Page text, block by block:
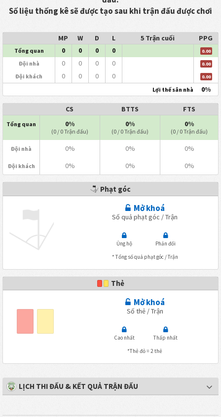
Số liệu thống kê sẽ được tạo sau khi trận đấu được chơi
MP W D L 5 Trận cuối PPG
Tổng quan 0 0 0 0 0.00
Đội nhà 0 0 0 0 0.00
Đội khách 0 0 0 0 0.00
Lợi thế sân nhà 0%
CS BTTS FTS
Tổng quan 0%
(0 / 0 Trận đấu)
0%
(0 / 0 Trận đấu)
0%
(0 / 0 Trận đấu)
Đội nhà 0% 0% 0%
Đội khách 0% 0% 0%
Phạt góc
Mở khoá
Số quả phạt góc / Trận
Ủng hộ
Phản đối
* Tổng số quả phạt góc / Trận
Thẻ
Mở khoá
Số thẻ / Trận
Cao nhất
Thấp nhất
*Thẻ đỏ = 2 thẻ
LỊCH THI ĐẤU & KẾT QUẢ TRẬN ĐẤU